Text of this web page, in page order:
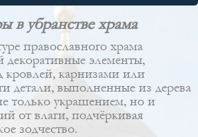
в убранстве храма
православного храма
декоративные элементы,
карнизами или
детали, выполненные из дерева
только украшением, но и
от влаги, подчёркивая
зодчество.